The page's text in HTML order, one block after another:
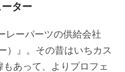
ター
レーパーツの供給会社
）』。その昔はいちカス
あって、よりプロフェ